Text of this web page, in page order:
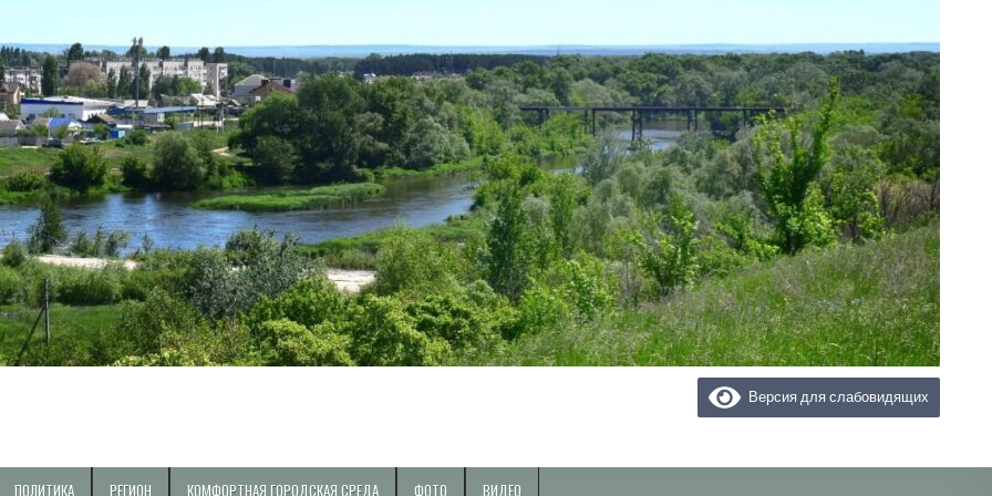
Версия для слабовидящих
ПОЛИТИКА РЕГИОН КОМФОРТНАЯ ГОРОДСКАЯ СРЕДА ФОТО ВИДЕО